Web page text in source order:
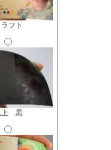
フト
上 黒